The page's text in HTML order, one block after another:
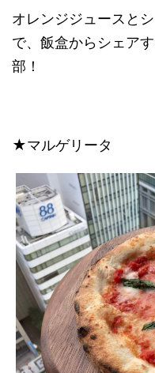
オレンジジュースと
で、飯盒からシェア
部！
★マルゲリータ